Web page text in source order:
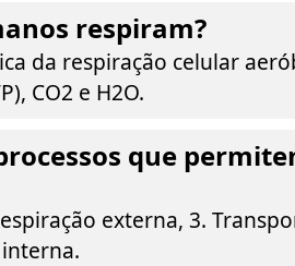
respiram?
da respiração celular
CO2 e H2O.
que
externa, 3.